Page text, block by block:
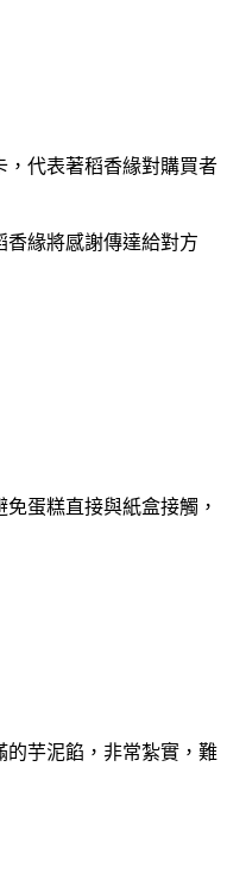
，代表著稻香緣對購買者
香緣將感謝傳達給對方
蛋糕直接與紙盒接觸，
的芋泥餡，非常紮實，難